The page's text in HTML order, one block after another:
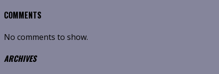
COMMENTS
No comments to show.
ARCHIVES